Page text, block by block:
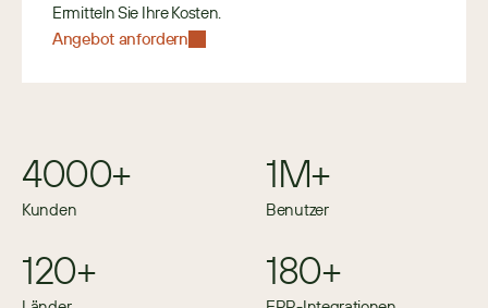
Ermitteln Sie Ihre Kosten.
Angebot anfordern
4000+
Kunden
1M+
Benutzer
120+ 180+